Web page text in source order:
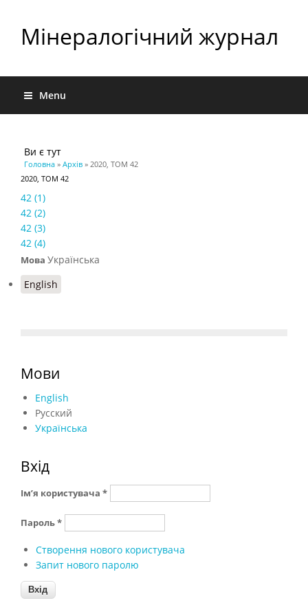
Мінералогічний журнал
Menu
Ви є тут
Головна » Архів » 2020, ТОМ 42
2020, ТОМ 42
42 (1)
42 (2)
42 (3)
42 (4)
Мова Українська
English
Мови
English
Русский
Українська
Вхід
Ім’я користувача *
Пароль*
Створення нового користувача
Запит нового паролю